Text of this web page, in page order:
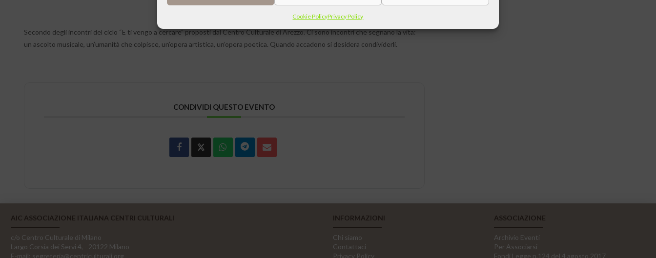
Cookie PolicyPrivacy Policy
Secondo degli incontri del ciclo “E ti vengo a cercare” proposti dal Centro Culturale di Arezzo. Ci sono incontri che segnano la vita:
un ascolto musicale, un’umanità che colpisce, un’opera artistica, un’opera poetica. Quando accadono si desidera condividerli.
CONDIVIDI QUESTO EVENTO
AIC ASSOCIAZIONE ITALIANA CENTRI CULTURALI
c/o Centro Culturale di Milano
Largo Corsia dei Servi 4, - 20122 Milano
E-mail: segreteria@centriculturali.org
INFORMAZIONI
Chi siamo
Contattaci
Privacy Policy
ASSOCIAZIONE
Archivio Eventi
Per Associarsi
Fondi Legge n.124 del 4 agosto 2017